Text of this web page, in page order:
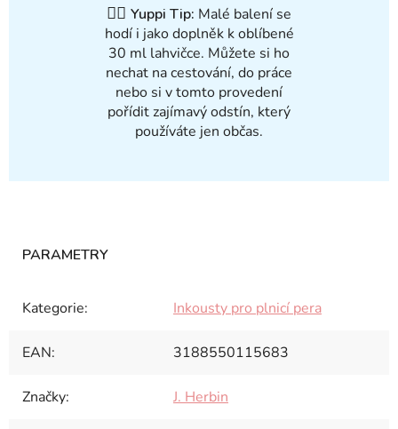
✍🏻 Yuppi Tip: Malé balení se
hodí i jako doplněk k oblíbené
30 ml lahvičce. Můžete si ho
nechat na cestování, do práce
nebo si v tomto provedení
pořídit zajímavý odstín, který
používáte jen občas.
Kategorie: Inkousty pro plnicí pera
EAN: 3188550115683
Značky: J. Herbin